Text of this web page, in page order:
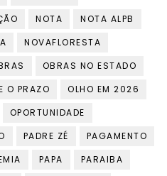
NOTA
NOTA ALPB
NOVAFLORESTA
OBRAS NO ESTADO
O PRAZO
OLHO EM 2026
OPORTUNIDADE
PADRE ZÉ
PAGAMENTO
PAPA
PARAIBA